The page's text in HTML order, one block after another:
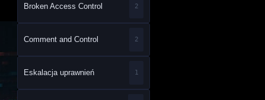
Broken Access Control 2
Comment and Control 2
Eskalacja uprawnień 1